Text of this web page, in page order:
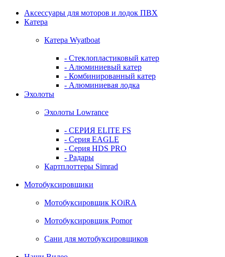
Аксессуары для моторов и лодок ПВХ
Катера
Катера Wyatboat
- Cтеклопластиковый катер
- Алюминиевый катер
- Комбинированный катер
- Алюминиевая лодка
Эхолоты
Эхолоты Lowrance
- СЕРИЯ ELITE FS
- Серия EAGLE
- Серия HDS PRO
- Радары
Картплоттеры Simrad
Мотобуксировщики
Мотобуксировщик KOiRA
Мотобуксировщик Pomor
Сани для мотобуксировщиков